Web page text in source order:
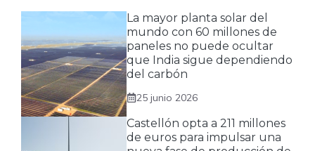
La mayor planta solar del
mundo con 60 millones de
paneles no puede ocultar
que India sigue dependiendo
del carbón
25 junio 2026
Castellón opta a 211 millones
de euros para impulsar una